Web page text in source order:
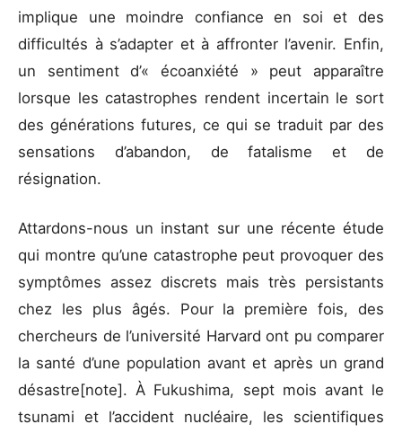
implique une moindre confiance en soi et des
difficultés à s’adapter et à affronter l’avenir. Enfin,
un sentiment d’« écoanxiété » peut apparaître
lorsque les catastrophes rendent incertain le sort
des générations futures, ce qui se traduit par des
sensations d’abandon, de fatalisme et de
résignation.
Attardons-nous un instant sur une récente étude
qui montre qu’une catastrophe peut provoquer des
symptômes assez discrets mais très persistants
chez les plus âgés. Pour la première fois, des
chercheurs de l’université Harvard ont pu comparer
la santé d’une population avant et après un grand
désastre[note]. À Fukushima, sept mois avant le
tsunami et l’accident nucléaire, les scientifiques